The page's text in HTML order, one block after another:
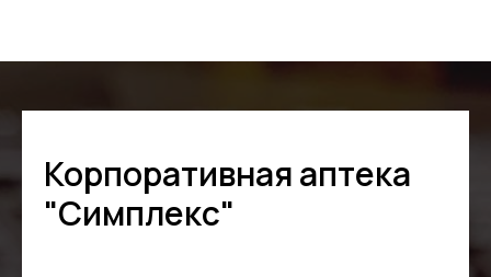
Корпоративная аптека
"Симплекс"